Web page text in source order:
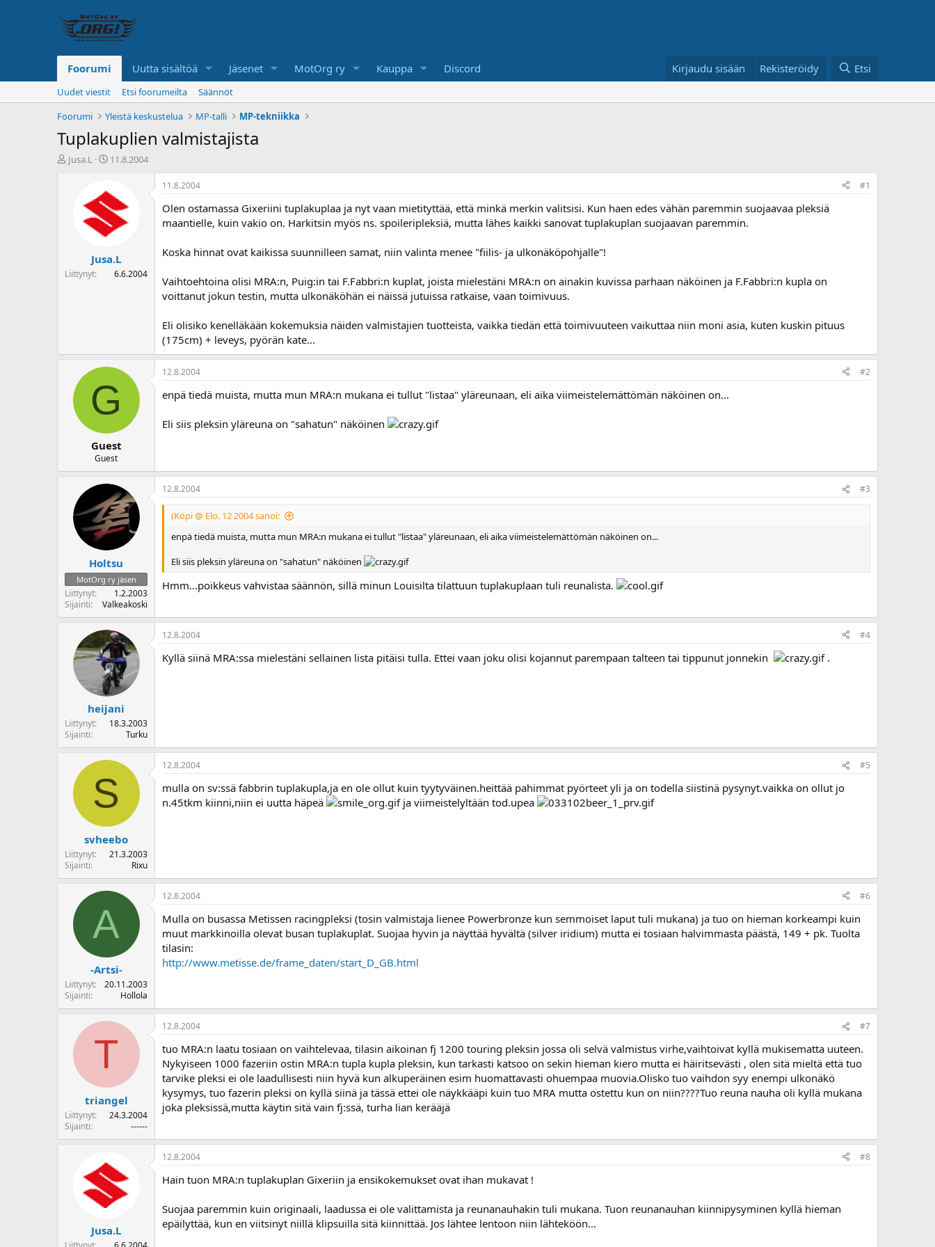
Foorumi Uutta sisältöä Jäsenet MotOrg ry Kauppa Discord Kirjaudu sisään Rekisteröidy Etsi
Uudet viestit Etsi foorumeilta
Säännöt
Foorumi
Yleistä keskustelua MP-talli MP-tekniikka
Tuplakuplien valmistajista
K
u
t
Jusa.L
A
i
t
u
s
ä
11.8.2004
Jusa.L
Liittynyt 6.6.2004
11.8.2004 #1
Olen ostamassa Gixeriini tuplakuplaa ja nyt vaan mietityttää, että minkä merkin valitsisi. Kun haen edes vähän paremmin suojaavaa pleksiä
maantielle, kuin vakio on. Harkitsin myös ns. spoileripleksiä, mutta lähes kaikki sanovat tuplakuplan suojaavan paremmin.
Koska hinnat ovat kaikissa suunnilleen samat, niin valinta menee "fiilis- ja ulkonäköpohjalle"!
Vaihtoehtoina olisi MRA:n, Puig:in tai F.Fabbri:n kuplat, joista mielestäni MRA:n on ainakin kuvissa parhaan näköinen ja F.Fabbri:n kupla on
voittanut jokun testin, mutta ulkonäköhän ei näissä jutuissa ratkaise, vaan toimivuus.
Eli olisiko kenelläkään kokemuksia näiden valmistajien tuotteista, vaikka tiedän että toimivuuteen vaikuttaa niin moni asia, kuten kuskin pituus
(175cm) + leveys, pyörän kate...
G
Guest
Guest
12.8.2004 #2
enpä tiedä muista, mutta mun MRA:n mukana ei tullut "listaa" yläreunaan, eli aika viimeistelemättömän näköinen on...
Eli siis pleksin yläreuna on "sahatun" näköinen
Holtsu
MotOrg ry jäsen
Liittynyt
1.2.2003
Sijainti
Valkeakoski
12.8.2004 #3
(Köpi @ Elo. 12 2004 sanoi:
enpä tiedä muista, mutta mun MRA:n mukana ei tullut "listaa" yläreunaan, eli aika viimeistelemättömän näköinen on...
Eli siis pleksin yläreuna on "sahatun" näköinen
Hmm...poikkeus vahvistaa säännön, sillä minun Louisilta tilattuun tuplakuplaan tuli reunalista.
heijani
Liittynyt
18.3.2003
Sijainti
Turku
12.8.2004 #4
Kyllä siinä MRA:ssa mielestäni sellainen lista pitäisi tulla. Ettei vaan joku olisi kojannut parempaan talteen tai tippunut jonnekin .
S
svheebo
Liittynyt
21.3.2003
Sijainti
Rixu
12.8.2004 #5
mulla on sv:ssä fabbrin tuplakupla,ja en ole ollut kuin tyytyväinen.heittää pahimmat pyörteet yli ja on todella siistinä pysynyt.vaikka on ollut jo
n.45tkm kiinni,niin ei uutta häpeä
ja viimeistelyltään tod.upea
A
-Artsi-
Liittynyt
20.11.2003
Sijainti
Hollola
12.8.2004 #6
Mulla on busassa Metissen racingpleksi (tosin valmistaja lienee Powerbronze kun semmoiset laput tuli mukana) ja tuo on hieman korkeampi kuin
muut markkinoilla olevat busan tuplakuplat. Suojaa hyvin ja näyttää hyvältä (silver iridium) mutta ei tosiaan halvimmasta päästä, 149 + pk. Tuolta
tilasin:
http://www.metisse.de/frame_daten/start_D_GB.html
T
triangel
Liittynyt
24.3.2004
Sijainti
------
12.8.2004 #7
tuo MRA:n laatu tosiaan on vaihtelevaa, tilasin aikoinan fj 1200 touring pleksin jossa oli selvä valmistus virhe,vaihtoivat kyllä mukisematta uuteen.
Nykyiseen 1000 fazeriin ostin MRA:n tupla kupla pleksin, kun tarkasti katsoo on sekin hieman kiero mutta ei häiritsevästi , olen sitä mieltä että tuo
tarvike pleksi ei ole laadullisesti niin hyvä kun alkuperäinen esim huomattavasti ohuempaa muovia.Olisko tuo vaihdon syy enempi ulkonäkö
kysymys, tuo fazerin pleksi on kyllä siinä ja tässä ettei ole näykkääpi kuin tuo MRA mutta ostettu kun on niin????Tuo reuna nauha oli kyllä mukana
joka pleksissä,mutta käytin sitä vain fj:ssä, turha lian kerääjä
Jusa.L
12.8.2004 #8
Hain tuon MRA:n tuplakuplan Gixeriin ja ensikokemukset ovat ihan mukavat !
Suojaa paremmin kuin originaali, laadussa ei ole valittamista ja reunanauhakin tuli mukana. Tuon reunanauhan kiinnipysyminen kyllä hieman
epäilyttää, kun en viitsinyt niillä klipsuilla sitä kiinnittää. Jos lähtee lentoon niin lähteköön...